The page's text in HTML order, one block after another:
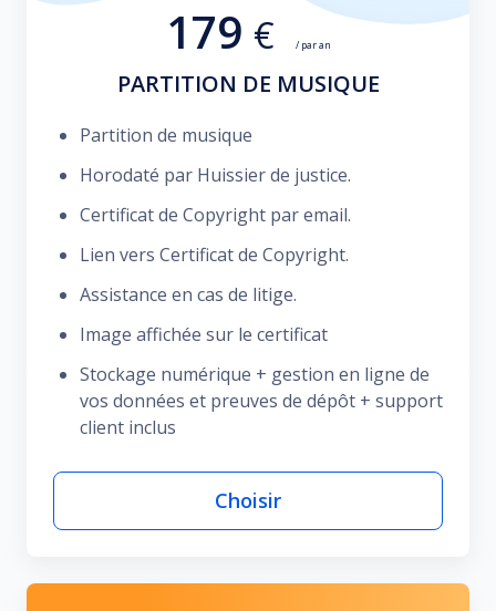
179 € / par an
PARTITION DE MUSIQUE
Partition de musique
Horodaté par Huissier de justice.
Certificat de Copyright par email.
Lien vers Certificat de Copyright.
Assistance en cas de litige.
Image affichée sur le certificat
Stockage numérique + gestion en ligne de
vos données et preuves de dépôt + support
client inclus
Choisir